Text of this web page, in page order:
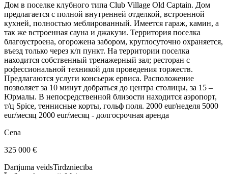
Дом в поселке клубного типа Club Village Old Captain. Дом
предлагается с полной внутренней отделкой, встроенной
кухней, полностью меблированный. Имеется гараж, камин, а
так же встроенная сауна и джакузи. Территория поселка
благоустроена, огорожена забором, круглосуточно охраняется,
въезд только через к/п пункт. На территории поселка
находится собственный тренажерный зал; ресторан с
рофессиональной техникой для проведения торжеств.
Предлагаются услуги консьерж ервиса. Расположение
позволяет за 10 минут добраться до центра столицы, за 15 –
Юрмалы. В непосредственной близости находится аэропорт,
т/ц Spice, теннисные корты, гольф поля. 2000 eur/неделя 5000
eur/месяц 2000 eur/месяц - долгосрочная аренда
Cena
325 000 €
Darījuma veidsTirdzniecība